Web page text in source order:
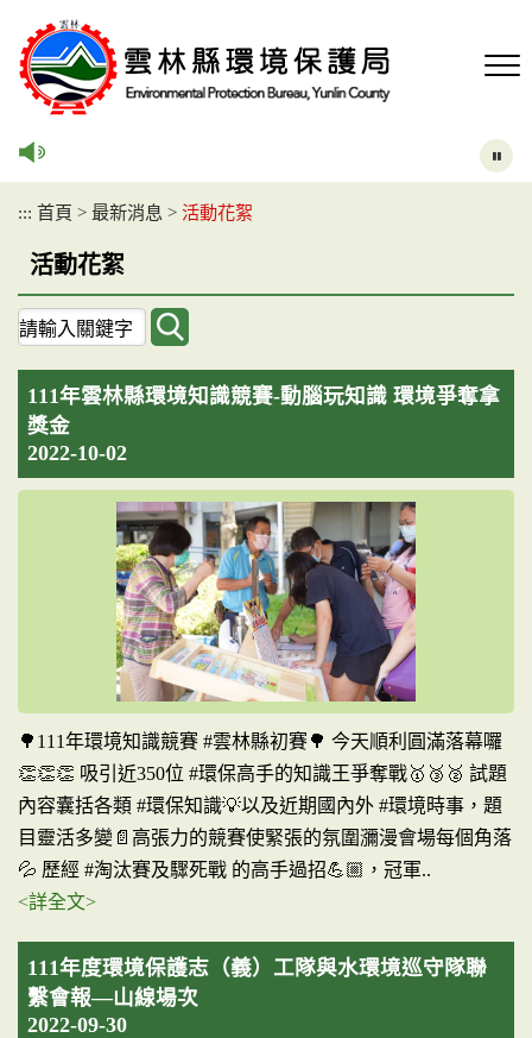
::: 首頁 > 最新消息 > 活動花絮
活動花絮
關
鍵
字
查
詢
111年雲林縣環境知識競賽-動腦玩知識 環境爭奪拿
獎金
2022-10-02
🌳111年環境知識競賽 #雲林縣初賽🌳 今天順利圓滿落幕囉
👏👏👏 吸引近350位 #環保高手的知識王爭奪戰🥇🥉🥈 試題
內容囊括各類 #環保知識💡以及近期國內外 #環境時事，題
目靈活多變📄高張力的競賽使緊張的氛圍瀰漫會場每個角落
💦 歷經 #淘汰賽及驟死戰 的高手過招💪🏼，冠軍..
<詳全文>
111年度環境保護志（義）工隊與水環境巡守隊聯
繫會報—山線場次
2022-09-30